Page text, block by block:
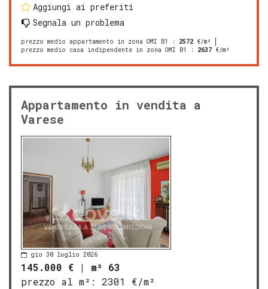
Aggiungi ai preferiti
Segnala un problema
prezzo medio appartamento in zona OMI B1 : 2572 €/m²
prezzo medio casa indipendente in zona OMI B1
: 2637 €/m²
Appartamento in vendita a
Varese
gio 30 luglio 2026
145.000 € | m² 63
prezzo al m²:
2301 €/m²